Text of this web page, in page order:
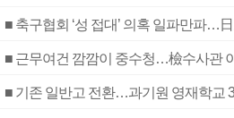
■ 근무여건 깜깜이 중수청…檢수사관
■ 기존 일반고 전환…과기원 영재학교